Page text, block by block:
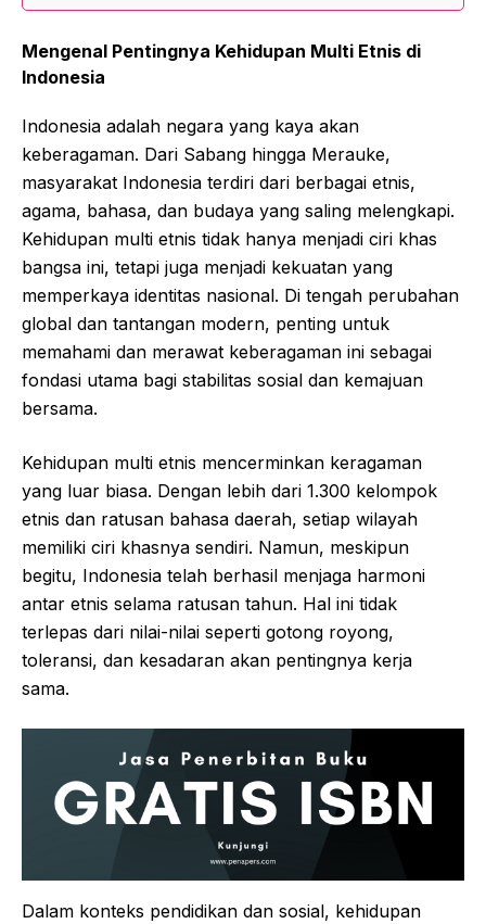
Mengenal Pentingnya Kehidupan Multi Etnis di
Indonesia
Indonesia adalah negara yang kaya akan
keberagaman. Dari Sabang hingga Merauke,
masyarakat Indonesia terdiri dari berbagai etnis,
agama, bahasa, dan budaya yang saling melengkapi.
Kehidupan multi etnis tidak hanya menjadi ciri khas
bangsa ini, tetapi juga menjadi kekuatan yang
memperkaya identitas nasional. Di tengah perubahan
global dan tantangan modern, penting untuk
memahami dan merawat keberagaman ini sebagai
fondasi utama bagi stabilitas sosial dan kemajuan
bersama.
Kehidupan multi etnis mencerminkan keragaman
yang luar biasa. Dengan lebih dari 1.300 kelompok
etnis dan ratusan bahasa daerah, setiap wilayah
memiliki ciri khasnya sendiri. Namun, meskipun
begitu, Indonesia telah berhasil menjaga harmoni
antar etnis selama ratusan tahun. Hal ini tidak
terlepas dari nilai-nilai seperti gotong royong,
toleransi, dan kesadaran akan pentingnya kerja
sama.
Dalam konteks pendidikan dan sosial, kehidupan